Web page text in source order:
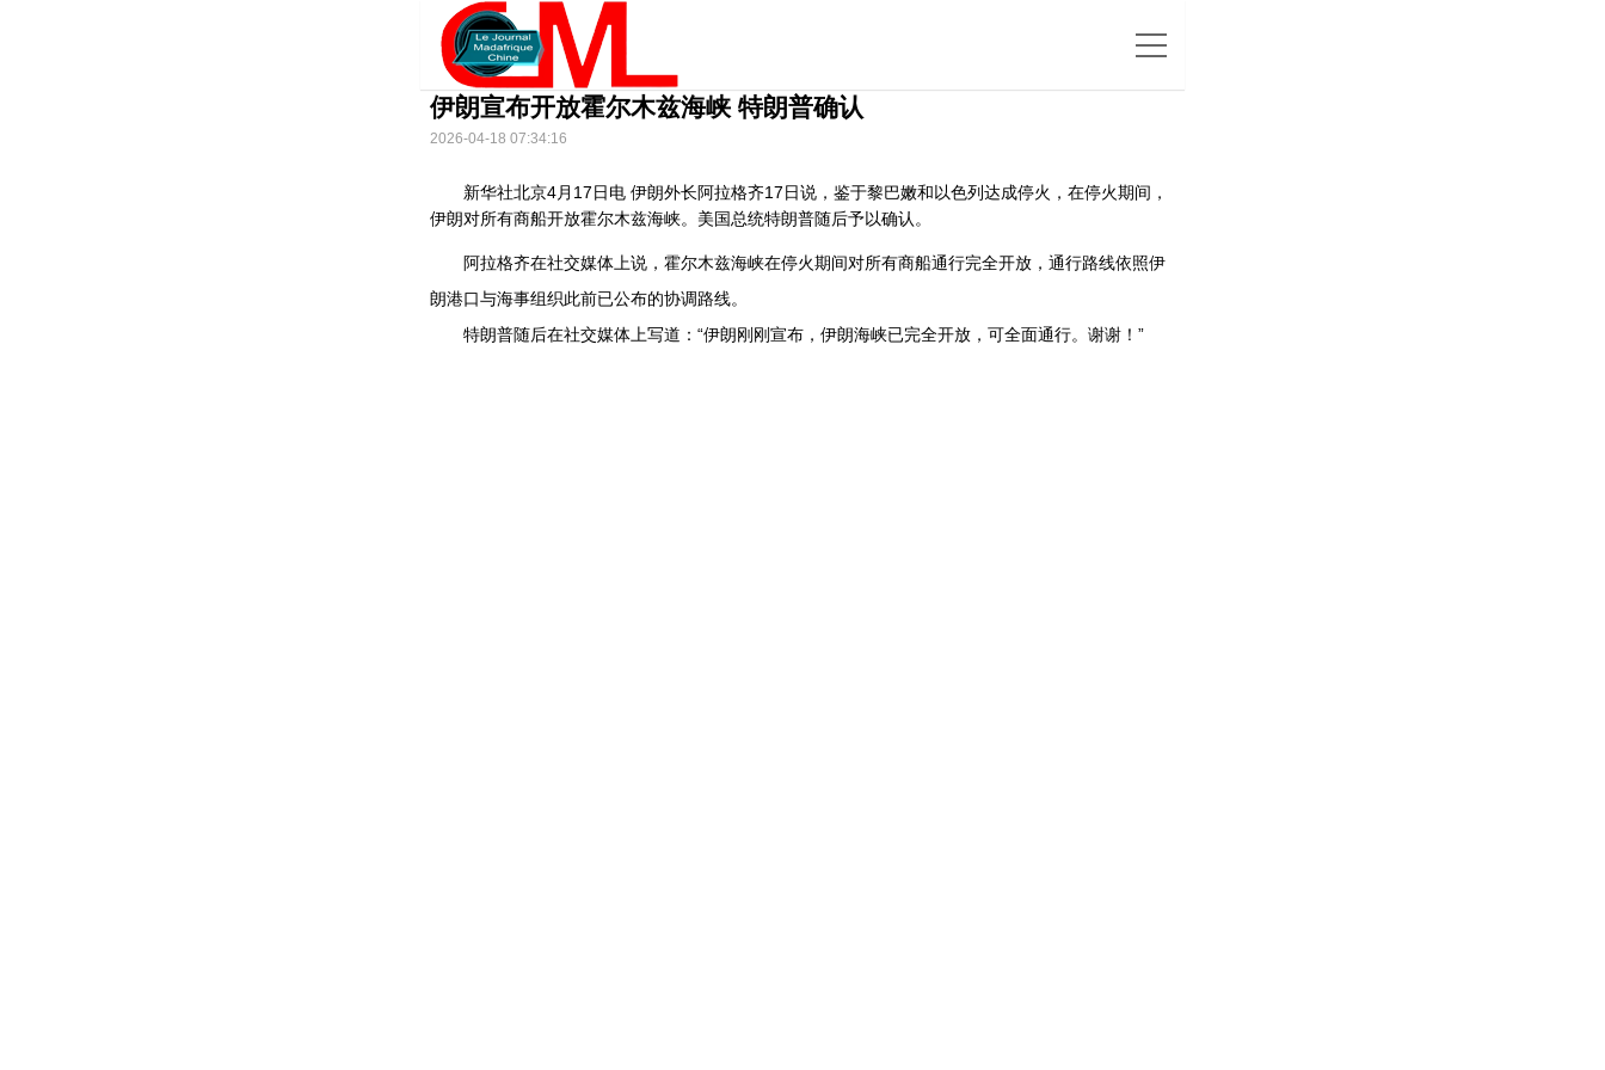
伊朗宣布开放霍尔木兹海峡 特朗普确认
2026-04-18 07:34:16
新华社北京4月17日电 伊朗外长阿拉格齐17日说，鉴于黎巴嫩和以色列达成停火，在停火期间，
伊朗对所有商船开放霍尔木兹海峡。美国总统特朗普随后予以确认。
阿拉格齐在社交媒体上说，霍尔木兹海峡在停火期间对所有商船通行完全开放，通行路线依照伊
朗港口与海事组织此前已公布的协调路线。
特朗普随后在社交媒体上写道：“伊朗刚刚宣布，伊朗海峡已完全开放，可全面通行。谢谢！”